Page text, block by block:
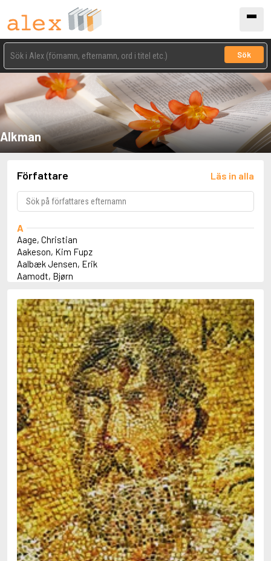
Sök
Alkman
Författare Läs in alla
A
Aage, Christian
Aakeson, Kim Fupz
Aalbæk Jensen, Erik
Aamodt, Bjørn
Abbey, Kieran
Abbot, Anthony
Abbott, John
Abbott, Megan
Abdel-Fattah, Randa
Abdolah, Kader
Abé, Kobo
Abedi, Isabel
Abele, Inga
Abgarjan, Narine
Abish, Walter
Aboulela, Leila
Abrahams, Peter (f. 1919)
Abrahams, Peter (f. 1947)
Abrahamson, Emmy
Abse, Dannie
Abu-Jaber, Diana
Abulhawa, Susan
Aburas, Lone
Achebe, Chinua
Achmatova, Anna
Aciman, André